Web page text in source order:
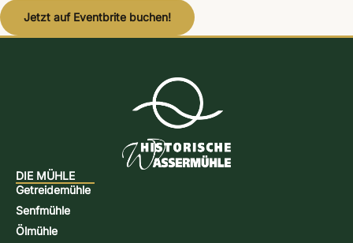
Jetzt auf Eventbrite buchen!
DIE MÜHLE
Getreidemühle
Senfmühle
Ölmühle